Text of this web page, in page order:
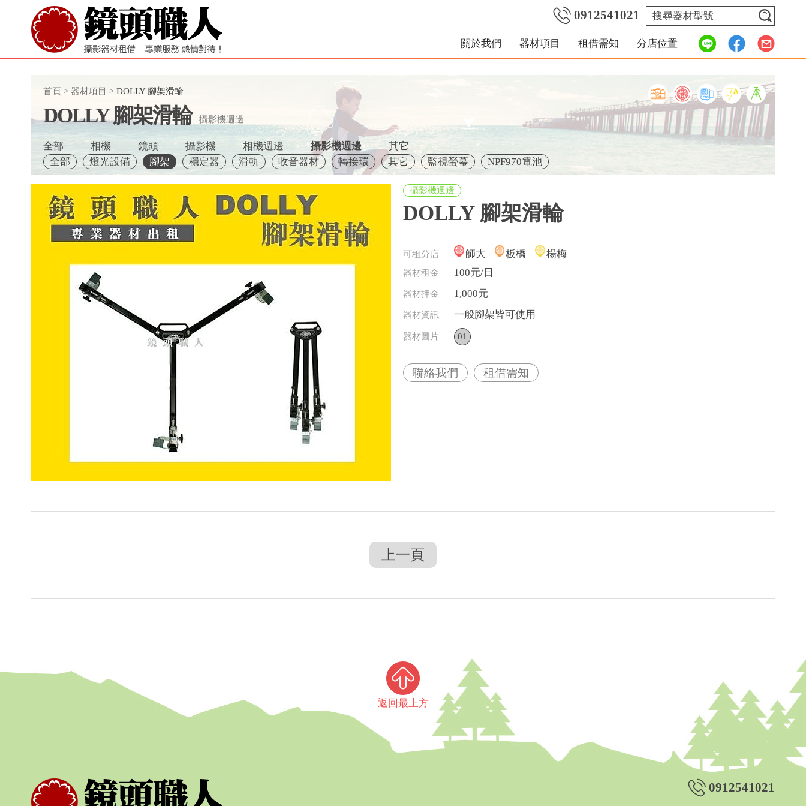
0912541021
關於我們 器材項目 租借需知 分店位置
首頁 > 器材項目 > DOLLY 腳架滑輪
DOLLY 腳架滑輪 攝影機週邊
全部 相機 鏡頭 攝影機 相機週邊
攝影機週邊
全部
燈光設備 腳架 穩定器 滑軌 收音器材 轉接環 其它 監視螢幕 NPF970電池
其它
攝影機週邊
DOLLY 腳架滑輪
可租分店 師大 板橋 楊梅
器材租金 100元/日
器材押金 1,000元
器材資訊 一般腳架皆可使用
器材圖片 01
聯絡我們 租借需知
上一頁
返回最上方
0912541021